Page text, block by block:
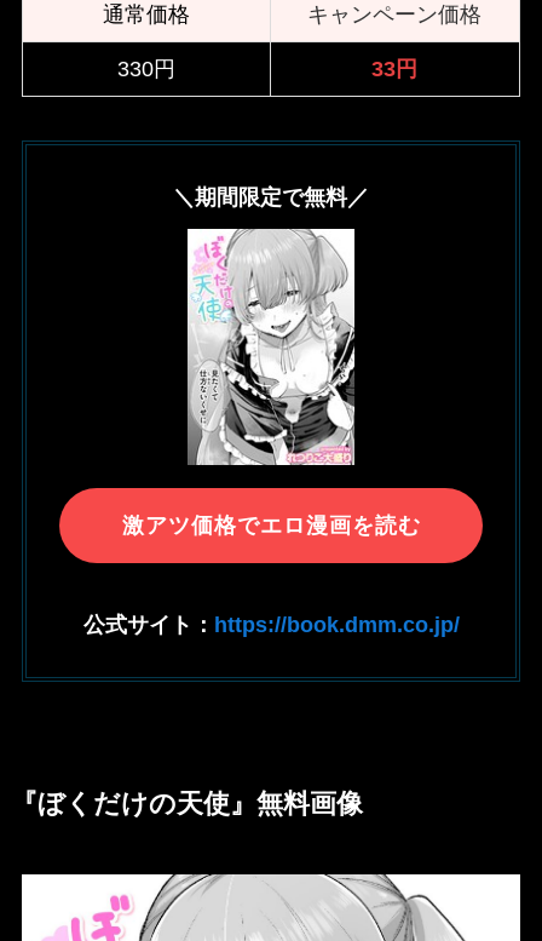
通常価格 キャンペーン価格
330円 33円
＼期間限定で無料／
激アツ価格でエロ漫画を読む
公式サイト： https://book.dmm.co.jp/
『ぼくだけの天使』無料画像